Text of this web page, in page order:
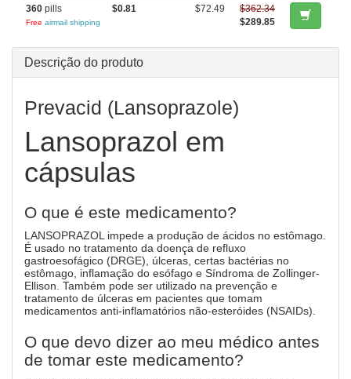
360 pills
Free airmail shipping
$0.81 $72.49
$362.34
$289.85
Descrição do produto
Prevacid (Lansoprazole)
Lansoprazol em
cápsulas
O que é este medicamento?
LANSOPRAZOL impede a produção de ácidos no estômago.
É usado no tratamento da doença de refluxo
gastroesofágico (DRGE), úlceras, certas bactérias no
estômago, inflamação do esófago e Síndroma de Zollinger-
Ellison. Também pode ser utilizado na prevenção e
tratamento de úlceras em pacientes que tomam
medicamentos anti-inflamatórios não-esteróides (NSAIDs).
O que devo dizer ao meu médico antes
de tomar este medicamento?